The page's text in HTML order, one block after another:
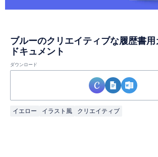
ブルーのクリエイティブな履歴書
ドキュメント
ダウンロード
イエロー イラスト風 クリエイティブ